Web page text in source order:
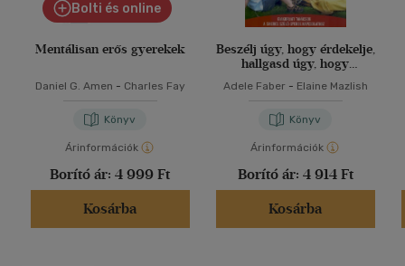
Bolti és online
Mentálisan erős gyerekek
Daniel G. Amen - Charles Fay
Könyv
Árinformációk
Borító ár: 4 999 Ft
Kosárba
Beszélj úgy, hogy érdekelje,
hallgasd úgy, hogy
Adele Faber - Elaine Mazlish
Könyv
Árinformációk
Borító ár: 4 914 Ft
Kosárba